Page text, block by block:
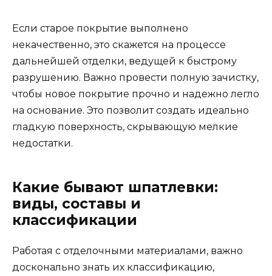
Если старое покрытие выполнено
некачественно, это скажется на процессе
дальнейшей отделки, ведущей к быстрому
разрушению. Важно провести полную зачистку,
чтобы новое покрытие прочно и надежно легло
на основание. Это позволит создать идеально
гладкую поверхность, скрывающую мелкие
недостатки.
Какие бывают шпатлевки:
виды, составы и
классификации
Работая с отделочными материалами, важно
досконально знать их классификацию,